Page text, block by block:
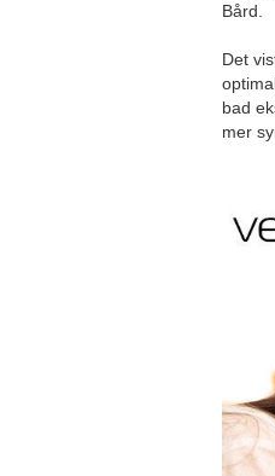
Bård.
Det
bad
mer